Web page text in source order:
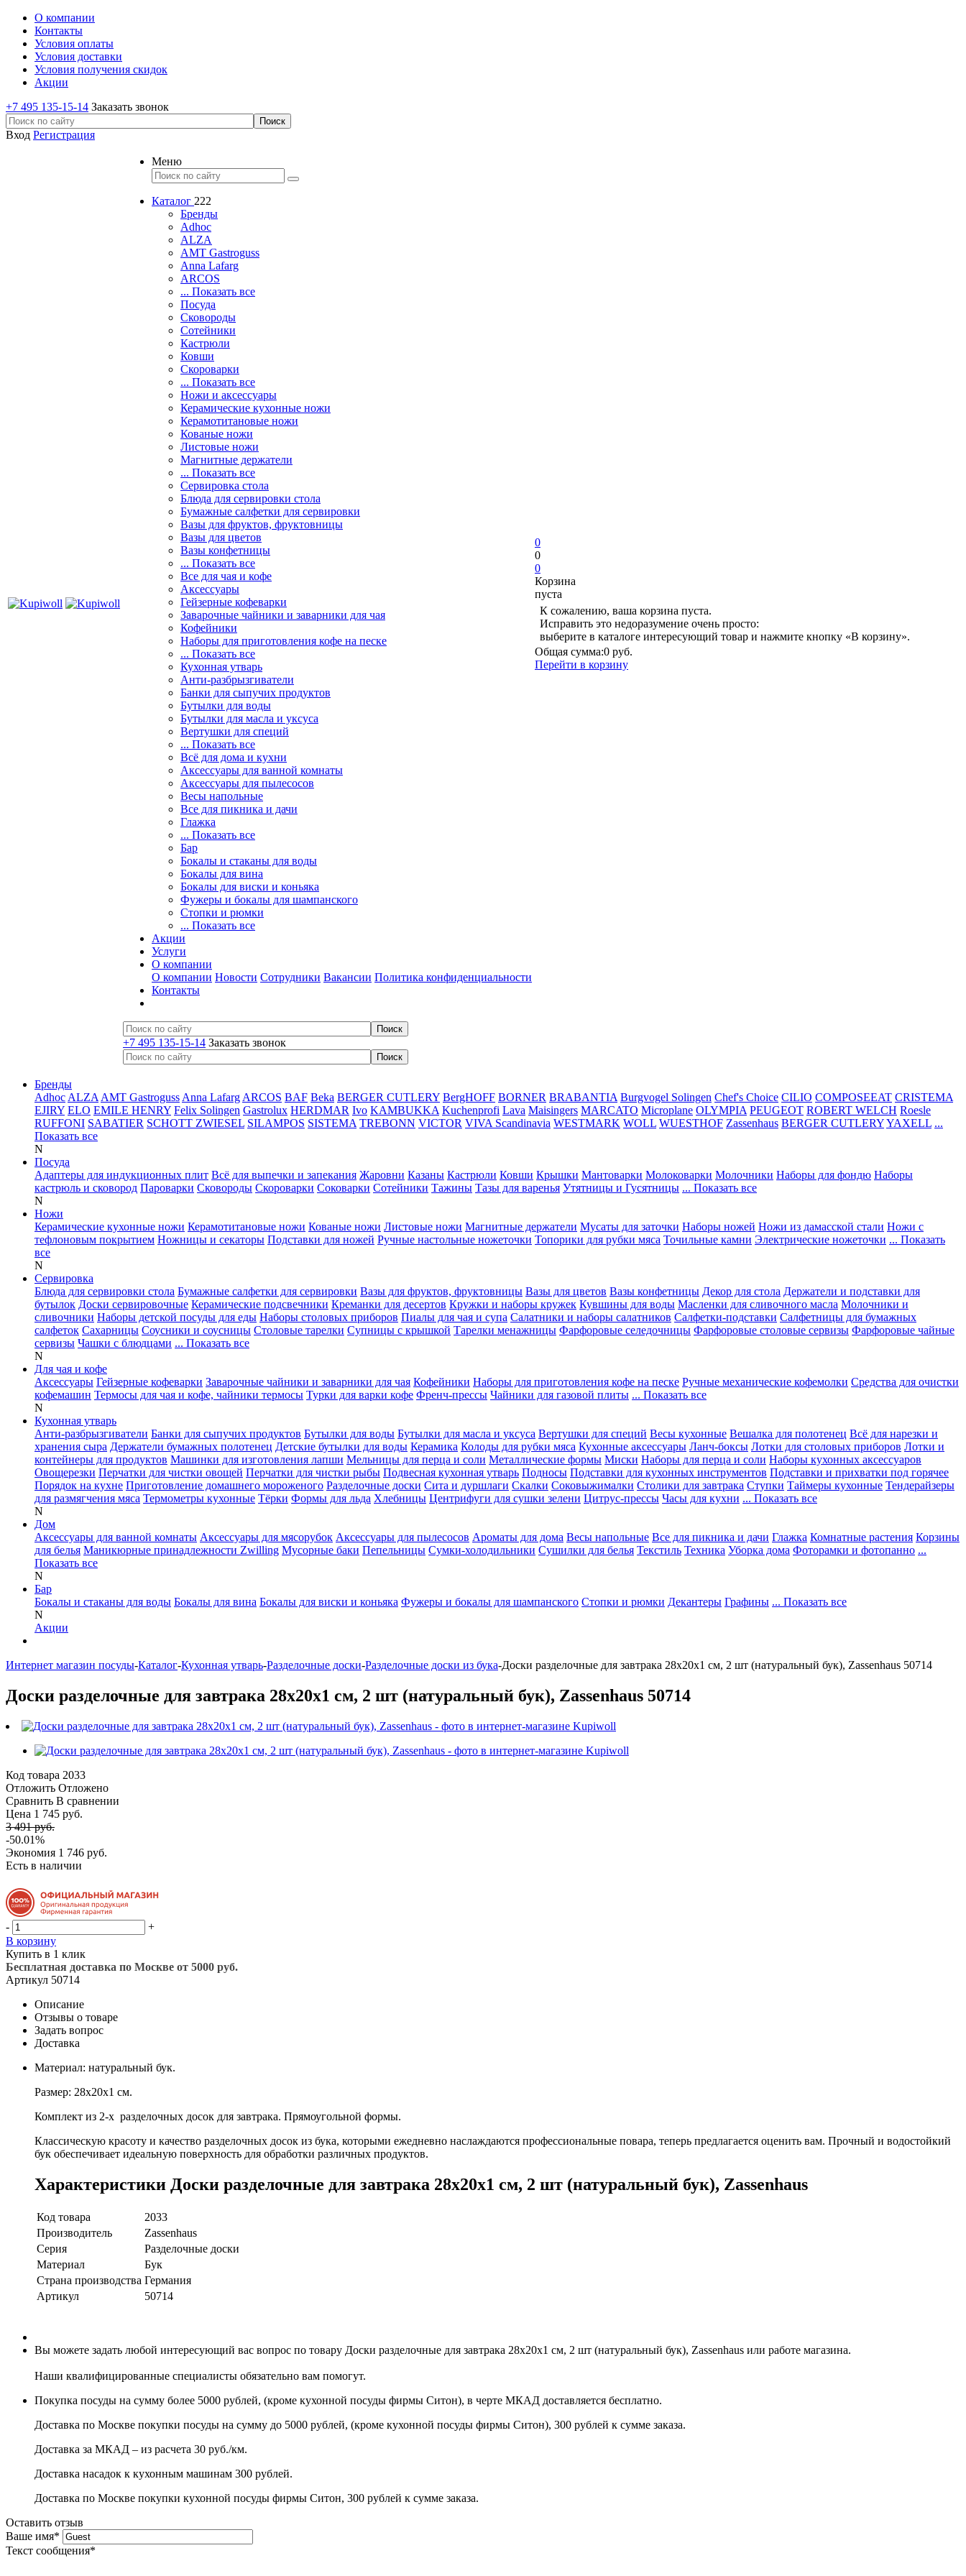
О компании
Контакты
Условия оплаты
Условия доставки
Условия получения скидок
Акции
+7 495 135-15-14 Заказать звонок
Вход Регистрация
Меню
Каталог 222
Бренды
Adhoc
ALZA
AMT Gastroguss
Anna Lafarg
ARCOS
... Показать все
Посуда
Сковороды
Сотейники
Кастрюли
Ковши
Скороварки
... Показать все
Ножи и аксессуары
Керамические кухонные ножи
Керамотитановые ножи
Кованые ножи
Листовые ножи
Магнитные держатели
... Показать все
Сервировка стола
Блюда для сервировки стола
Бумажные салфетки для сервировки
Вазы для фруктов, фруктовницы
Вазы для цветов
Вазы конфетницы
... Показать все
Все для чая и кофе
Аксессуары
Гейзерные кофеварки
Заварочные чайники и заварники для чая
Кофейники
Наборы для приготовления кофе на песке
... Показать все
Кухонная утварь
Анти-разбрызгиватели
Банки для сыпучих продуктов
Бутылки для воды
Бутылки для масла и уксуса
Вертушки для специй
... Показать все
Всё для дома и кухни
Аксессуары для ванной комнаты
Аксессуары для пылесосов
Весы напольные
Все для пикника и дачи
Глажка
... Показать все
Бар
Бокалы и стаканы для воды
Бокалы для вина
Бокалы для виски и коньяка
Фужеры и бокалы для шампанского
Стопки и рюмки
... Показать все
Акции
Услуги
О компании
О компании Новости Сотрудники Вакансии Политика конфиденциальности
Контакты
+7 495 135-15-14 Заказать звонок
0
0
0
Корзина
пуста
К сожалению, ваша корзина пуста.
Исправить это недоразумение очень просто:
выберите в каталоге интересующий товар и нажмите кнопку «В корзину».
Общая сумма:0 руб.
Перейти в корзину
Бренды
Adhoc ALZA AMT Gastroguss Anna Lafarg ARCOS BAF Beka BERGER CUTLERY BergHOFF BORNER BRABANTIA Burgvogel Solingen Chef's Choice CILIO COMPOSEEAT CRISTEMA
EJIRY ELO EMILE HENRY Felix Solingen Gastrolux HERDMAR Ivo KAMBUKKA Kuchenprofi Lava Maisingers MARCATO Microplane OLYMPIA PEUGEOT ROBERT WELCH Roesle
RUFFONI SABATIER SCHOTT ZWIESEL SILAMPOS SISTEMA TREBONN VICTOR VIVA Scandinavia WESTMARK WOLL WUESTHOF Zassenhaus BERGER CUTLERYYAXELL ...
Показать все
N
Посуда
Адаптеры для индукционных плит Всё для выпечки и запекания Жаровни Казаны Кастрюли Ковши Крышки Мантоварки Молоковарки Молочники Наборы для фондю Наборы
кастрюль и сковород Пароварки Сковороды Скороварки Соковарки Сотейники Тажины Тазы для варенья Утятницы и Гусятницы ... Показать все
N
Ножи
Керамические кухонные ножи Керамотитановые ножи Кованые ножи Листовые ножи Магнитные держатели Мусаты для заточки Наборы ножей Ножи из дамасской стали Ножи с
тефлоновым покрытием Ножницы и секаторы Подставки для ножей Ручные настольные ножеточки Топорики для рубки мяса Точильные камни Электрические ножеточки ... Показать
все
N
Сервировка
Блюда для сервировки стола Бумажные салфетки для сервировки Вазы для фруктов, фруктовницы Вазы для цветов Вазы конфетницы Декор для стола Держатели и подставки для
бутылок Доски сервировочные Керамические подсвечники Креманки для десертов Кружки и наборы кружек Кувшины для воды Масленки для сливочного масла Молочники и
сливочники Наборы детской посуды для еды Наборы столовых приборов Пиалы для чая и супа Салатники и наборы салатников Салфетки-подставки Салфетницы для бумажных
салфеток Сахарницы Соусники и соусницы Столовые тарелки Супницы с крышкой Тарелки менажницы Фарфоровые селедочницы Фарфоровые столовые сервизы Фарфоровые чайные
сервизы Чашки с блюдцами ... Показать все
N
Для чая и кофе
Аксессуары Гейзерные кофеварки Заварочные чайники и заварники для чая Кофейники Наборы для приготовления кофе на песке Ручные механические кофемолки Средства для очистки
кофемашин Термосы для чая и кофе, чайники термосы Турки для варки кофе Френч-прессы Чайники для газовой плиты ... Показать все
N
Кухонная утварь
Анти-разбрызгиватели Банки для сыпучих продуктов Бутылки для воды Бутылки для масла и уксуса Вертушки для специй Весы кухонные Вешалка для полотенец Всё для нарезки и
хранения сыра Держатели бумажных полотенец Детские бутылки для воды Керамика Колоды для рубки мяса Кухонные аксессуары Ланч-боксы Лотки для столовых приборов Лотки и
контейнеры для продуктов Машинки для изготовления лапши Мельницы для перца и соли Металлические формы Миски Наборы для перца и соли Наборы кухонных аксессуаров
Овощерезки Перчатки для чистки овощей Перчатки для чистки рыбы Подвесная кухонная утварь Подносы Подставки для кухонных инструментов Подставки и прихватки под горячее
Порядок на кухне Приготовление домашнего мороженого Разделочные доски Сита и дуршлаги Скалки Соковыжималки Столики для завтрака Ступки Таймеры кухонные Тендерайзеры
для размягчения мяса Термометры кухонные Тёрки Формы для льда Хлебницы Центрифуги для сушки зелени Цитрус-прессы Часы для кухни ... Показать все
N
Дом
Аксессуары для ванной комнаты Аксессуары для мясорубок Аксессуары для пылесосов Ароматы для дома Весы напольные Все для пикника и дачи Глажка Комнатные растения Корзины
для белья Маникюрные принадлежности Zwilling Мусорные баки Пепельницы Сумки-холодильники Сушилки для белья Текстиль Техника Уборка дома Фоторамки и фотопанно ...
Показать все
N
Бар
Бокалы и стаканы для воды Бокалы для вина Бокалы для виски и коньяка Фужеры и бокалы для шампанского Стопки и рюмки Декантеры Графины ... Показать все
N
Акции
Интернет магазин посуды-Каталог-Кухонная утварь-Разделочные доски-Разделочные доски из бука-Доски разделочные для завтрака 28х20х1 см, 2 шт (натуральный бук), Zassenhaus 50714
Доски разделочные для завтрака 28х20х1 см, 2 шт (натуральный бук), Zassenhaus 50714
Код товара 2033
Отложить Отложено
Сравнить В сравнении
Цена 1 745 руб.
3 491 руб.
-50.01%
Экономия 1 746 руб.
Есть в наличии
-
+
В корзину
Купить в 1 клик
Бесплатная доставка по Москве от 5000 руб.
Артикул 50714
Описание
Отзывы о товаре
Задать вопрос
Доставка
Материал: натуральный бук.
Размер: 28х20х1 см.
Комплект из 2-х разделочных досок для завтрака. Прямоугольной формы.
Классическую красоту и качество разделочных досок из бука, которыми ежедневно наслаждаются профессиональные повара, теперь предлагается оценить вам. Прочный и водостойкий
бук обеспечивает идеальную поверхность для обработки различных продуктов.
Характеристики Доски разделочные для завтрака 28х20х1 см, 2 шт (натуральный бук), Zassenhaus
Код товара
2033
Производитель
Zassenhaus
Серия
Разделочные доски
Материал
Бук
Страна производства Германия
Артикул
50714
Вы можете задать любой интересующий вас вопрос по товару Доски разделочные для завтрака 28х20х1 см, 2 шт (натуральный бук), Zassenhaus или работе магазина.
Наши квалифицированные специалисты обязательно вам помогут.
Покупка посуды на сумму более 5000 рублей, (кроме кухонной посуды фирмы Ситон), в черте МКАД доставляется бесплатно.
Доставка по Москве покупки посуды на сумму до 5000 рублей, (кроме кухонной посуды фирмы Ситон), 300 рублей к сумме заказа.
Доставка за МКАД – из расчета 30 руб./км.
Доставка насадок к кухонным машинам 300 рублей.
Доставка по Москве покупки кухонной посуды фирмы Ситон, 300 рублей к сумме заказа.
Оставить отзыв
Ваше имя*
Текст сообщения*